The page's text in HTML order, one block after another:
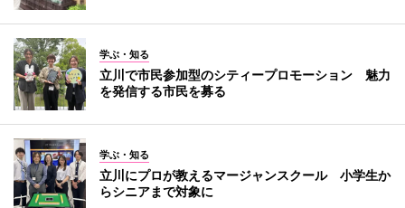
学ぶ・知る
立川で市民参加型のシティープロモーション 魅力
を発信する市民を募る
学ぶ・知る
立川にプロが教えるマージャンスクール 小学生か
らシニアまで対象に